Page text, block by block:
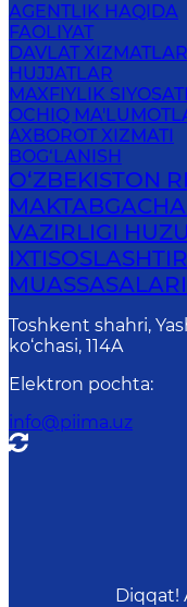
AGENTLIK HAQIDA
FAOLIYAT
DAVLAT XIZMATLARI
HUJJATLAR
MAXFIYLIK SIYOSATI
OCHIQ
AXBOROT XIZMATI
BOG‘LANISH
O‘ZBEKISTON
VAZIRLIGI
Toshkent shahri,
ko‘chasi, 114A
Elektron pochta:
info@piima.uz
Diqqat!